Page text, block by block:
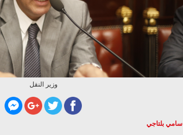
وزير النقل
سامي بلتاجي